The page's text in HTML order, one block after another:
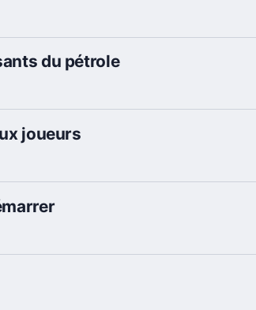
du pétrole
joueurs